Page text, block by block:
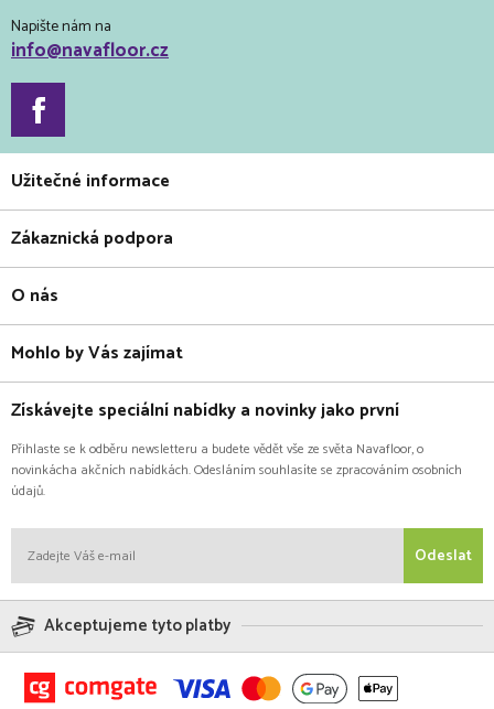
Napište nám na
info@navafloor.cz
Užitečné informace
Zákaznická podpora
O nás
Mohlo by Vás zajímat
Získávejte speciální nabídky a novinky jako první
Přihlaste se k odběru newsletteru a budete vědět vše ze světa Navafloor, o
novinkácha akčních nabídkách. Odesláním souhlasíte se zpracováním osobních
údajů.
Odeslat
Akceptujeme tyto platby